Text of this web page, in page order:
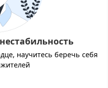
научитесь беречь себя